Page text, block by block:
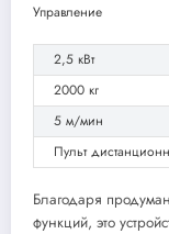
Управление
2,5 кВт
2000 кг
5 м/мин
Пульт
Благодаря
функций, это